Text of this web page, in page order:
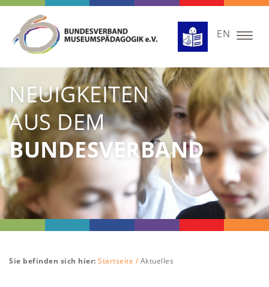
EN
NEUIGKEITEN
AUS DEM
BUNDESVERBAND
Sie befinden sich hier: Startseite / Aktuelles